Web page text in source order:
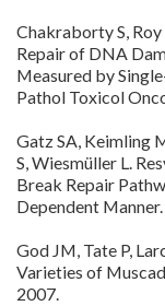
Chakraborty S,
Repair of DNA
Measured by
Pathol Toxicol
Gatz SA, Keimling
S, Wiesmüller L.
Break Repair
Dependent
God JM, Tate P,
Varieties of
2007.